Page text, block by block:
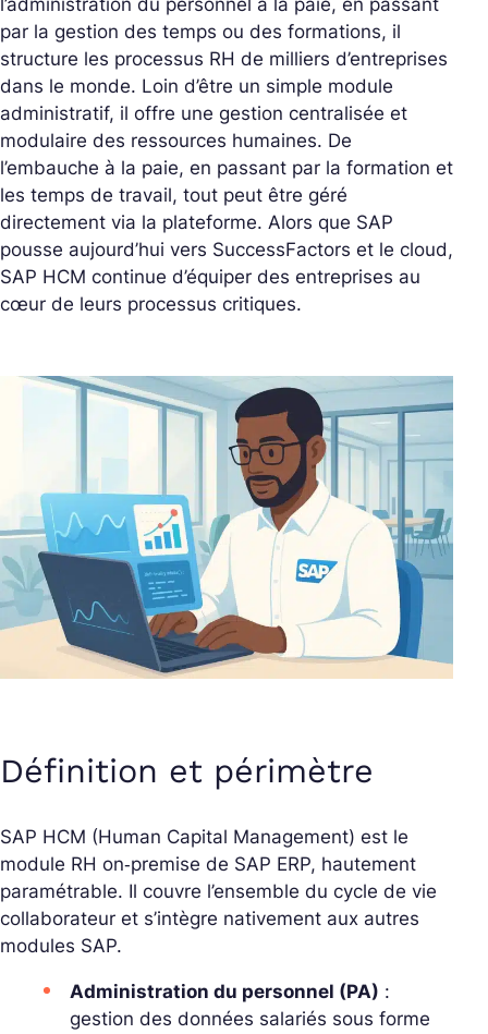
l’administration du personnel à la paie, en passant
par la gestion des temps ou des formations, il
structure les processus RH de milliers d’entreprises
dans le monde. Loin d’être un simple module
administratif, il offre une gestion centralisée et
modulaire des ressources humaines. De
l’embauche à la paie, en passant par la formation et
les temps de travail, tout peut être géré
directement via la plateforme. Alors que SAP
pousse aujourd’hui vers SuccessFactors et le cloud,
SAP HCM continue d’équiper des entreprises au
cœur de leurs processus critiques.
Définition et périmètre
SAP HCM (Human Capital Management) est le
module RH on‑premise de SAP ERP, hautement
paramétrable. Il couvre l’ensemble du cycle de vie
collaborateur et s’intègre nativement aux autres
modules SAP.
Administration du personnel (PA) :
gestion des données salariés sous forme